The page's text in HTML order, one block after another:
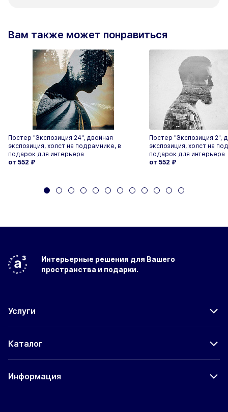
Вам также может понравиться
Постер "Экспозиция 24", двойная
экспозиция, холст на подрамнике, в
подарок для интерьера
от 552 ₽
Постер "Экспозиция 2",
экспозиция, холст на
подарок для интерьера
от 552 ₽
Интерьерные решения для Вашего
пространства и подарки.
Услуги
Каталог
Информация